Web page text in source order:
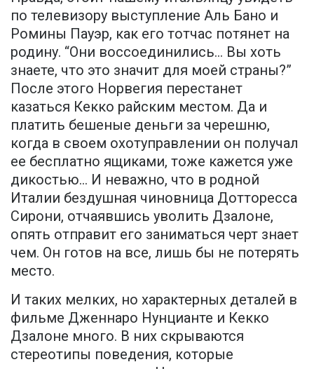
по телевизору выступление Аль Бано и
Ромины Пауэр, как его тотчас потянет на
родину. “Они воссоединились… Вы хоть
знаете, что это значит для моей страны?”
После этого Норвегия перестанет
казаться Кекко райским местом. Да и
платить бешеные деньги за черешню,
когда в своем охотуправлении он получал
ее бесплатно ящиками, тоже кажется уже
дикостью… И неважно, что в родной
Италии бездушная чиновница Дотторесса
Сирони, отчаявшись уволить Дзалоне,
опять отправит его заниматься черт знает
чем. Он готов на все, лишь бы не потерять
место.
И таких мелких, но характерных деталей в
фильме Дженнаро Нунцианте и Кекко
Дзалоне много. В них скрываются
стереотипы поведения, которые